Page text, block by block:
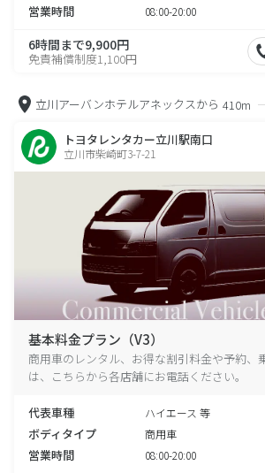
営業時間 08:00-20:00
6時間まで9,900円
免責補償制度1,100円
立川アーバンホテルアネックスから 410m
トヨタレンタカー立川駅南口
立川市柴崎町3-7-21
基本料金プラン（V3）
商用車のレンタル、お得な割引料金や予約、
は、こちらから各店舗にお電話ください。
代表車種 ハイエース 等
ボディタイプ 商用車
営業時間 08:00-20:00